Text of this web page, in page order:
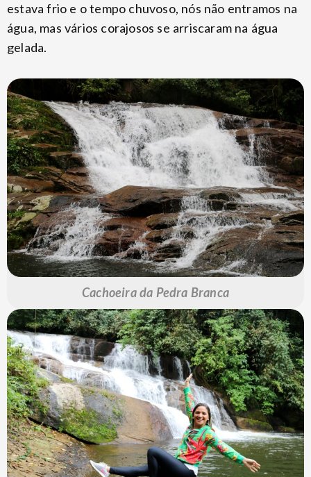
estava frio e o tempo chuvoso, nós não entramos na
água, mas vários corajosos se arriscaram na água
gelada.
Cachoeira da Pedra Branca